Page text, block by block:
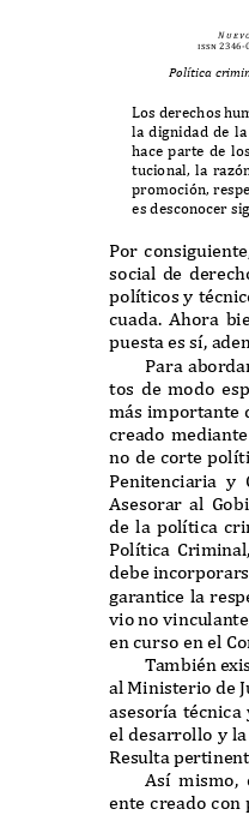
N u e v
issn 2346-
Política
Los derechos
la dignidad de
hace parte de
tucional,la razó
promoción,
es desconocer
Por consiguiente
social de
políticos y té
cuada. Ahora
puesta es sí,
Para
tos de modo
más importante
creado
no de corte polí
Penitenciaria y
Asesorar al G
de la política
Política Criminal,
debe
garantice la
vio no vinculante
en curso en el C
También ex
al Ministerio deJ
asesoría técnica
el desarrollo y
Resulta
Asímismo,
ente creado